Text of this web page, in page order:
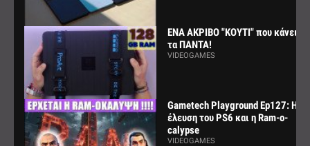
ΕΝΑ ΑΚΡΙΒΟ "ΚΟΥΤΙ" που κάνει
τα ΠΑΝΤΑ!
VIDEOGAMES
Gametech Playground Ep127: Η
έλευση του PS6 και η Ram-o-
calypse
VIDEOGAMES